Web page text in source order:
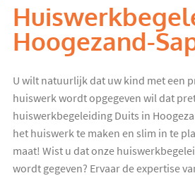
Hoogezand-
U wilt natuurlijk dat uw kind met een
huiswerk wordt opgegeven wil dat
huiswerkbegeleiding Duits in
het huiswerk te maken en slim in te
maat! Wist u dat onze
wordt gegeven? Ervaar de expertise